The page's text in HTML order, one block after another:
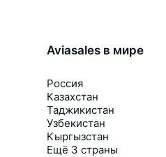
Aviasales в мире
Россия
Казахстан
Таджикистан
Узбекистан
Кыргызстан
Ещё 3 страны